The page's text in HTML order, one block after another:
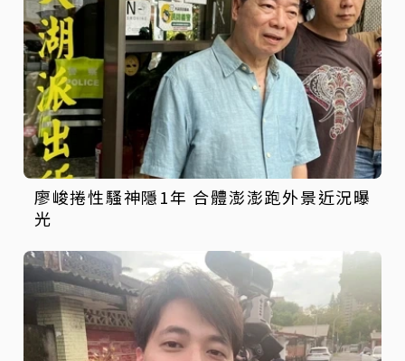
廖峻捲性騷神隱1年 合體澎澎跑外景近況曝
光